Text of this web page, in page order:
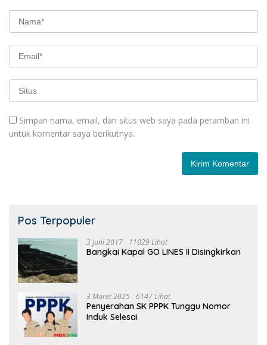
Simpan nama, email, dan situs web saya pada peramban ini
untuk komentar saya berikutnya.
Pos Terpopuler
3 Juni 2017 11029 Lihat
Bangkai Kapal GO LINES II Disingkirkan
3 Maret 2025 6147 Lihat
Penyerahan SK PPPK Tunggu Nomor
Induk Selesai